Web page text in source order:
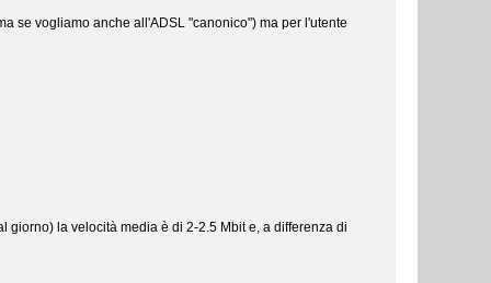
se vogliamo anche all'ADSL "canonico") ma per l'utente
giorno) la velocità media è di 2-2.5 Mbit e, a differenza di